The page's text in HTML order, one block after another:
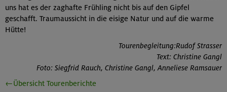
uns hat es der zaghafte Frühling nicht bis auf den Gipfel
geschafft. Traumaussicht in die eisige Natur und auf die warme
Hütte!
Tourenbegleitung:Rudof Strasser
Text: Christine Gangl
Foto: Siegfrid Rauch, Christine Gangl, Anneliese Ramsauer
←Übersicht Tourenberichte